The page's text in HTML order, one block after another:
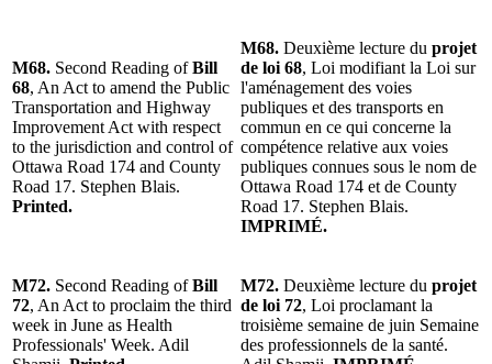
M68. Second Reading ofBill
68, An Act to amend the Public
Transportation and Highway
Improvement Act with respect
to the jurisdiction and control of
Ottawa Road 174 and County
Road 17. Stephen Blais.
Printed.
M68. Deuxième lecture du projet
de loi 68, Loi modifiant la Loi sur
l'aménagement des voies
publiques et des transports en
commun en ce qui concerne la
compétence relative aux voies
publiques connues sous le nom de
Ottawa Road 174 et de County
Road 17. Stephen Blais.
IMPRIMÉ.
M72. Second Reading ofBill
72, An Act to proclaim the third
week in June as Health
Professionals' Week. Adil
M72. Deuxième lecture du projet
de loi 72, Loi proclamant la
troisième semaine de juin Semaine
des professionnels de la santé.